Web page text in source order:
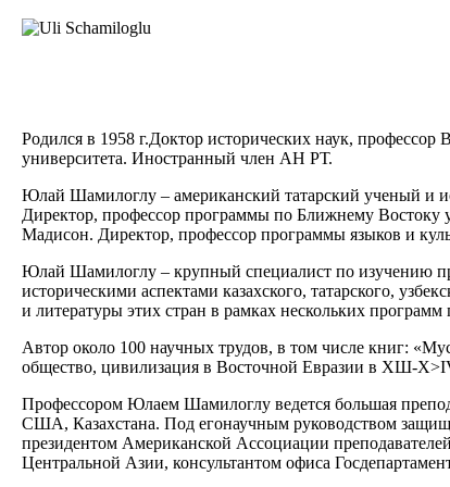
Родился в 1958 г.Доктор исторических наук,
университета. Иностранный член АН РТ.
Юлай Шамилоглу – американский татарский ученый и
Директор, профессор программы по Ближнему
Мадисон. Директор, профессор программы языков и
Юлай Шамилоглу – крупный специалист по изучению
историческими аспектами казахского, татарского,
и литературы этих стран в рамках нескольких
Автор около 100 научных трудов, в том числе книг:
общество, цивилизация в Восточной Евразии в ХШ-
Профессором Юлаем Шамилоглу ведется большая
США, Казахстана. Под егонаучным руководством
президентом Американской Ассоциации
Центральной Азии, консультантом офиса